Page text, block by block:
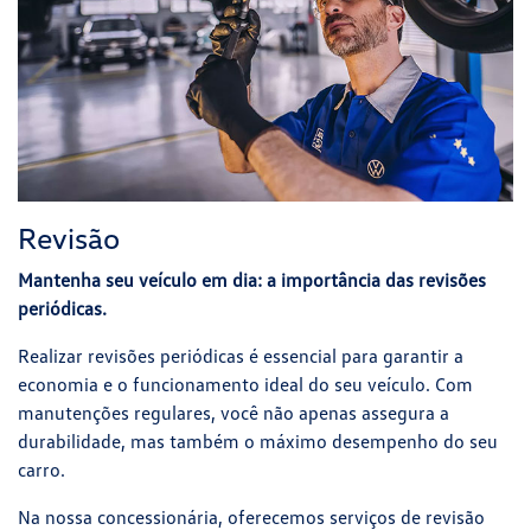
Revisão
Mantenha seu veículo em dia: a importância das revisões
periódicas.
Realizar revisões periódicas é essencial para garantir a
economia e o funcionamento ideal do seu veículo. Com
manutenções regulares, você não apenas assegura a
durabilidade, mas também o máximo desempenho do seu
carro.
Na nossa concessionária, oferecemos serviços de revisão